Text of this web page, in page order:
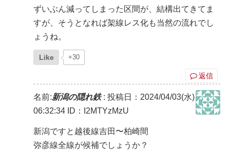
ずいぶん減ってしまった区間が、結構出てきてま
すが、そうとなれば架線レス化も当然の流れでし
ょうね。
Like +30
返信
名前:新潟の隠れ鉄: 投稿日：2024/04/03(水)
06:32:34 ID：I2MTYzMzU
新潟ですと越後線吉田〜柏崎間
弥彦線全線が候補でしょうか？